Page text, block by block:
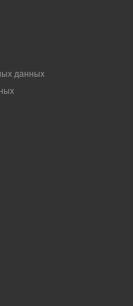
данных